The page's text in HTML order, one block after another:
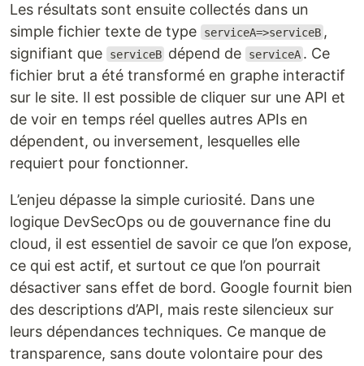
Les résultats sont ensuite collectés dans un
simple fichier texte de type
serviceA=>serviceB ,
signifiant que
serviceB dépend de serviceA . Ce
fichier brut a été transformé en graphe interactif
sur le site. Il est possible de cliquer sur une API et
de voir en temps réel quelles autres APIs en
dépendent, ou inversement, lesquelles elle
requiert pour fonctionner.
L’enjeu dépasse la simple curiosité. Dans une
logique DevSecOps ou de gouvernance fine du
cloud, il est essentiel de savoir ce que l’on expose,
ce qui est actif, et surtout ce que l’on pourrait
désactiver sans effet de bord. Google fournit bien
des descriptions d’API, mais reste silencieux sur
leurs dépendances techniques. Ce manque de
transparence, sans doute volontaire pour des